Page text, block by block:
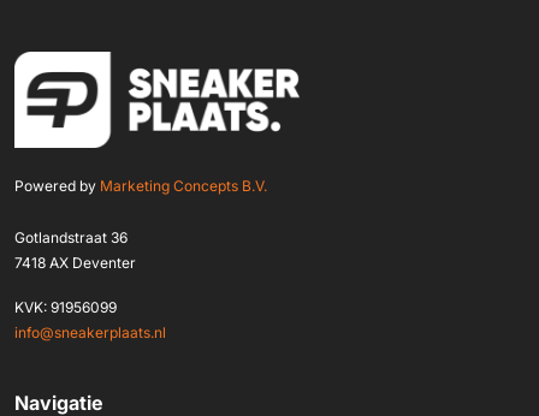
Powered by Marketing Concepts B.V.
Gotlandstraat 36
7418 AX Deventer
KVK: 91956099
info@sneakerplaats.nl
Navigatie